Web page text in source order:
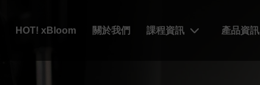
HOT! xBloom 關於我們 課程資訊 產品資訊